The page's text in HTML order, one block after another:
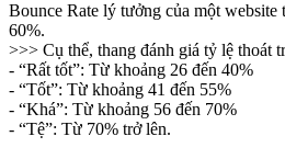
Bounce Rate lý tưởng của một website
60%.
>>> Cụ thể, thang đánh giá tỷ lệ thoát
- “Rất tốt”: Từ khoảng 26 đến 40%
- “Tốt”: Từ khoảng 41 đến 55%
- “Khá”: Từ khoảng 56 đến 70%
- “Tệ”: Từ 70% trở lên.